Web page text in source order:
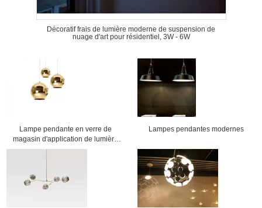
Décoratif frais de lumière moderne de suspension de
nuage d'art pour résidentiel, 3W - 6W
Lampe pendante en verre de
magasin d'application de lumière
moderne commerciale de
Lampes pendantes modernes